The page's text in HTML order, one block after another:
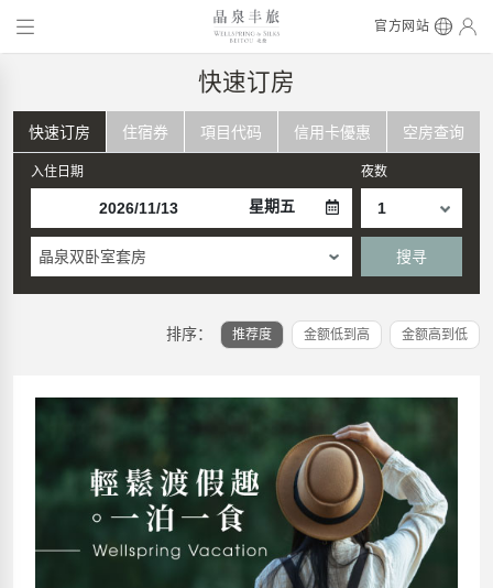
官方网站
快速订房
快速订房 住宿券 項目代码 信用卡優惠 空房查询
入住日期
星期五
夜数
晶泉双卧室套房 搜寻
排序： 推荐度 金额低到高 金额高到低